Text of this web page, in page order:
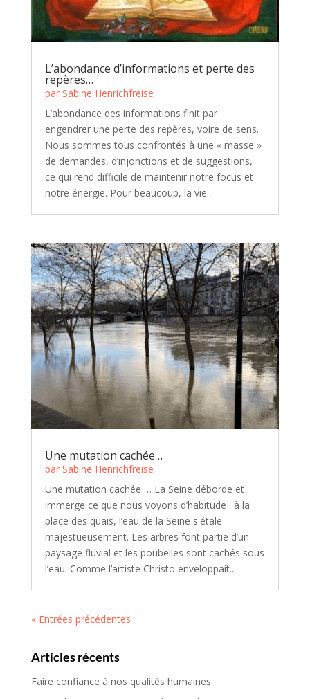
L’abondance d’informations et perte des
repères…
par Sabine Henrichfreise
L’abondance des informations finit par
engendrer une perte des repères, voire de sens.
Nous sommes tous confrontés à une « masse »
de demandes, d’injonctions et de suggestions,
ce qui rend difficile de maintenir notre focus et
notre énergie. Pour beaucoup, la vie...
Une mutation cachée…
par Sabine Henrichfreise
Une mutation cachée … La Seine déborde et
immerge ce que nous voyons d’habitude : à la
place des quais, l’eau de la Seine s'étale
majestueusement. Les arbres font partie d’un
paysage fluvial et les poubelles sont cachés sous
l’eau. Comme l’artiste Christo enveloppait...
« Entrées précédentes
Articles récents
Faire confiance à nos qualités humaines